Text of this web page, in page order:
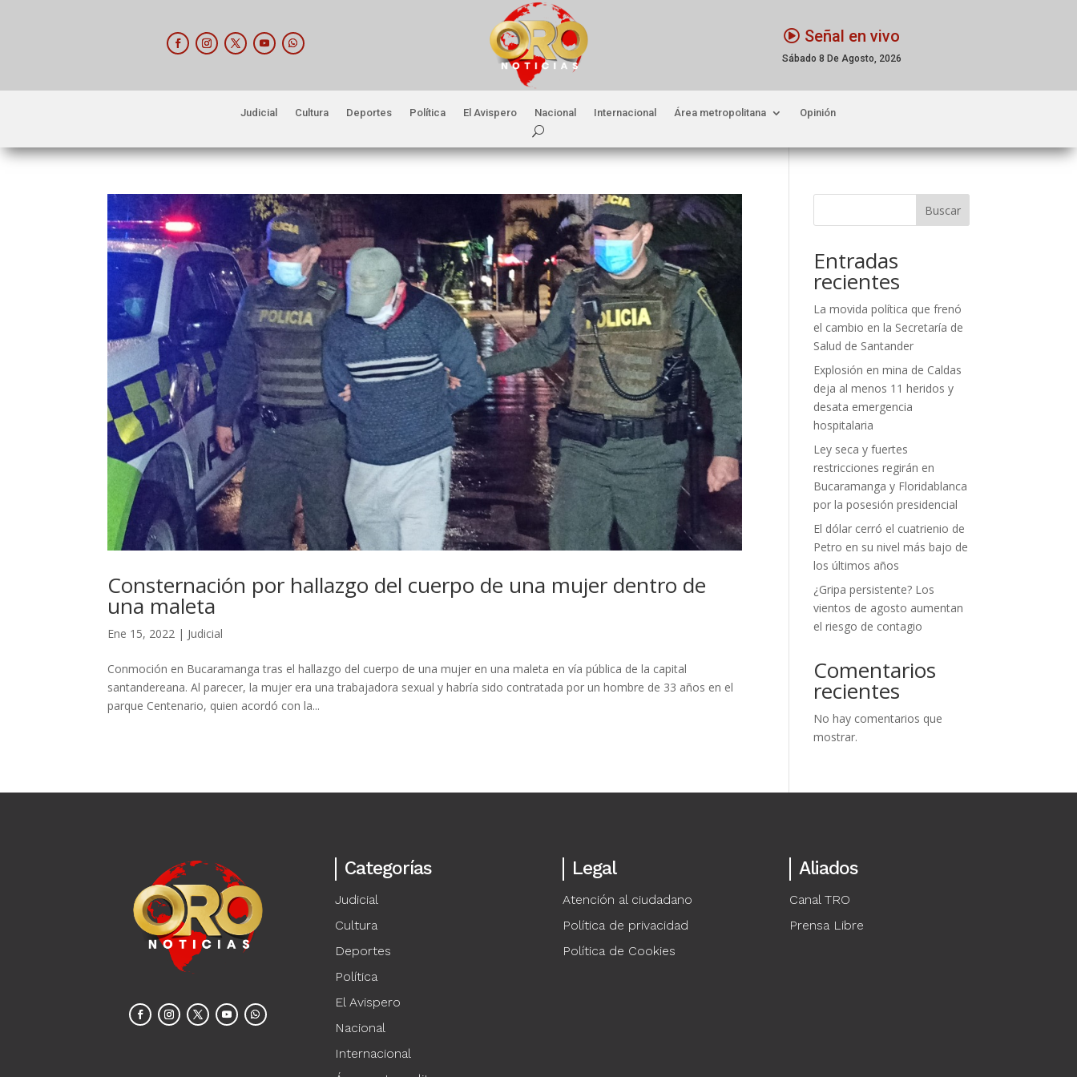
Señal en vivo
Sábado 8 De Agosto, 2026
Judicial Cultura Deportes Política El Avispero Nacional Internacional Área metropolitana Opinión
Consternación por hallazgo del cuerpo de una mujer dentro de
una maleta
Ene 15, 2022 | Judicial
Conmoción en Bucaramanga tras el hallazgo del cuerpo de una mujer en una maleta en vía pública de la capital
santandereana. Al parecer, la mujer era una trabajadora sexual y habría sido contratada por un hombre de 33 años en el
parque Centenario, quien acordó con la...
Buscar
Entradas
recientes
La movida política que frenó
el cambio en la Secretaría de
Salud de Santander
Explosión en mina de Caldas
deja al menos 11 heridos y
desata emergencia
hospitalaria
Ley seca y fuertes
restricciones regirán en
Bucaramanga y Floridablanca
por la posesión presidencial
El dólar cerró el cuatrienio de
Petro en su nivel más bajo de
los últimos años
¿Gripa persistente? Los
vientos de agosto aumentan
el riesgo de contagio
Comentarios
recientes
No hay comentarios que
mostrar.
Categorías
Judicial
Cultura
Deportes
Política
El Avispero
Nacional
Internacional
Legal
Atención al ciudadano
Política de privacidad
Política de Cookies
Aliados
Canal TRO
Prensa Libre